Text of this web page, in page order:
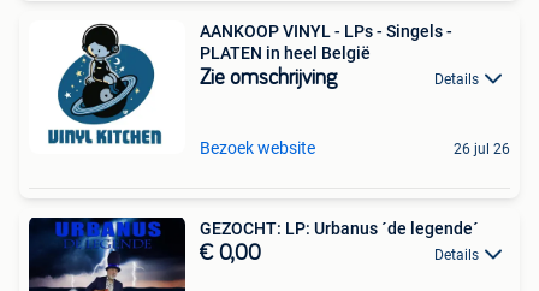
AANKOOP VINYL - LPs - Singels -
PLATEN in heel België
Zie omschrijving Details
Bezoek website 26 jul 26
GEZOCHT: LP: Urbanus ´de legende´
€ 0,00 Details